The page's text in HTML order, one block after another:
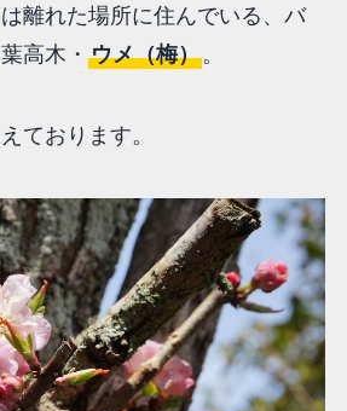
離れた場所に住んでいる、バ
高木・ ウメ（梅）。
ております。